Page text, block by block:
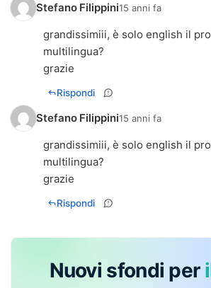
Stefano Filippini15 anni fa
grandissimiii, è solo english il
multilingua?
grazie
Rispondi
Stefano Filippini15 anni fa
grandissimiii, è solo english il
multilingua?
grazie
Rispondi
Nuovi sfondi per